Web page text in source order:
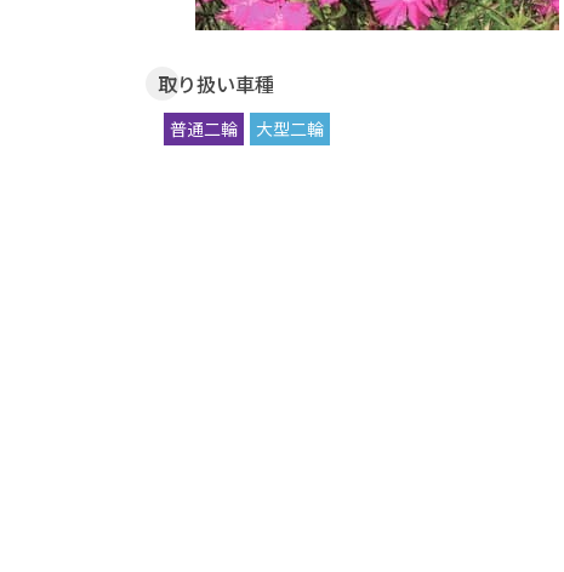
取り扱い車種
普通二輪 大型二輪